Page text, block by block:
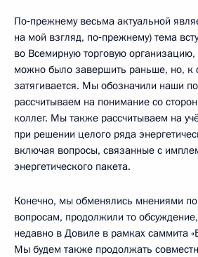
По‑прежнему весьма актуальной
на мой взгляд, по‑прежнему) тема
во Всемирную торговую организацию,
можно было завершить раньше, но, к
затягивается. Мы обозначили наши
рассчитываем на понимание со
коллег. Мы также рассчитываем на
при решении целого ряда
включая вопросы, связанные с
энергетического пакета.
Конечно, мы обменялись мнениями
вопросам, продолжили то
недавно в Довиле в рамках саммита
Мы будем также продолжать